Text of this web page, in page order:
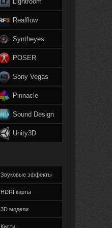
Realflow
Syntheyes
POSER
Sony Vegas
Pinnacle
Sound Design
Unity3D
Звуковые эффекты
HDRI карты
3D модели
Кисти